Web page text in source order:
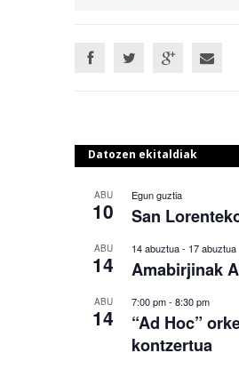
Datozen ekitaldiak
ABU
10
Egun guztia
San
ABU
14
14 abuztua- 17 abuztua
Amabirjinak
ABU
14
7:00 pm- 8:30 pm
“Ad Hoc”
kontzertua